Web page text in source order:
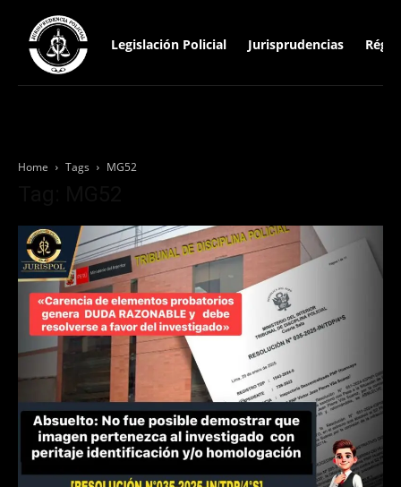
Legislación Policial Jurisprudencias
Home Tags MG52